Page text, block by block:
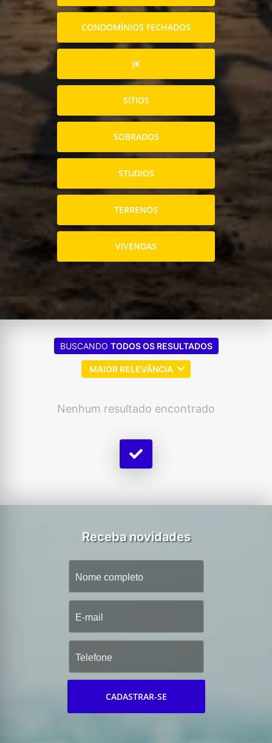
CONDOMÍNIOS FECHADOS
JK
SÍTIOS
SOBRADOS
STUDIOS
TERRENOS
VIVENDAS
BUSCANDO TODOS OS RESULTADOS
MAIOR RELEVÂNCIA
Nenhum resultado encontrado
Receba novidades
CADASTRAR-SE